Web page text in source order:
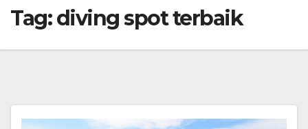
Tag:diving spot terbaik